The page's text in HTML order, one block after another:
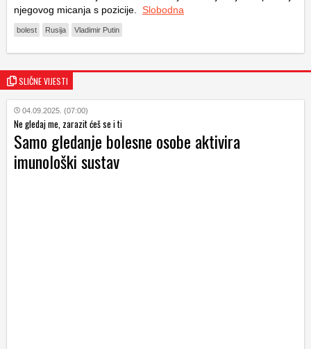
njegovog micanja s pozicije. Slobodna
bolest Rusija Vladimir Putin
SLIČNE VIJESTI
04.09.2025. (07:00)
Ne gledaj me, zarazit ćeš se i ti
Samo gledanje bolesne osobe aktivira
imunološki sustav